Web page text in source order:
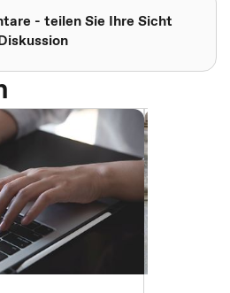
- teilen Sie Ihre Sicht